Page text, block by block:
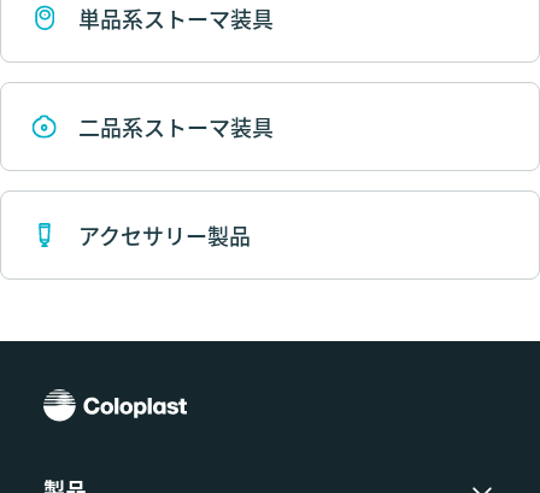
単品系ストーマ装具
二品系ストーマ装具
アクセサリー製品